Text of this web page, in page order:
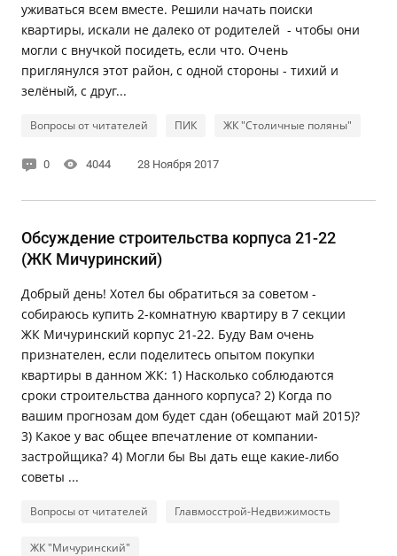
уживаться всем вместе. Решили начать поиски
квартиры, искали не далеко от родителей - чтобы они
могли с внучкой посидеть, если что. Очень
приглянулся этот район, с одной стороны - тихий и
зелёный, с друг...
Вопросы от читателей ПИК ЖК "Столичные поляны"
0 4044 28 Ноября 2017
Обсуждение строительства корпуса 21-22
(ЖК Мичуринский)
Добрый день! Хотел бы обратиться за советом -
собираюсь купить 2-комнатную квартиру в 7 секции
ЖК Мичуринский корпус 21-22. Буду Вам очень
признателен, если поделитесь опытом покупки
квартиры в данном ЖК: 1) Насколько соблюдаются
сроки строительства данного корпуса? 2) Когда по
вашим прогнозам дом будет сдан (обещают май 2015)?
3) Какое у вас общее впечатление от компании-
застройщика? 4) Могли бы Вы дать еще какие-либо
советы ...
Вопросы от читателей Главмосстрой-Недвижимость
ЖК "Мичуринский"